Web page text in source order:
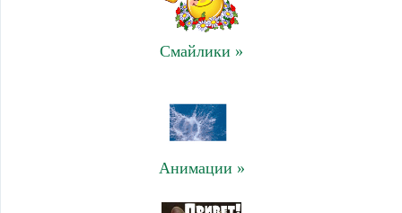
Смайлики »
Анимации »